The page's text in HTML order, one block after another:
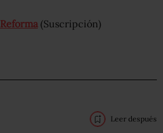
Reforma (Suscripción)
Leer después